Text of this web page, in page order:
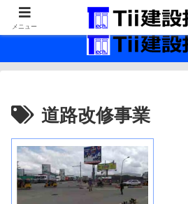
最新の建設技術の情報イ
道路改修事業
メニュー